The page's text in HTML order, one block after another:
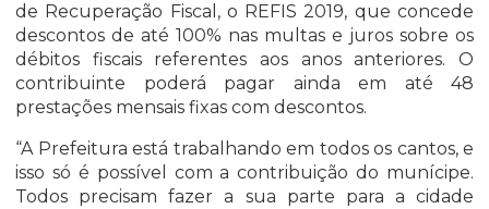
de Recuperação Fiscal, o REFIS 2019, que concede
descontos de até 100% nas multas e juros sobre os
débitos fiscais referentes aos anos anteriores. O
contribuinte poderá pagar ainda em até 48
prestações mensais fixas com descontos.
“A Prefeitura está trabalhando em todos os cantos, e
isso só é possível com a contribuição do munícipe.
Todos precisam fazer a sua parte para a cidade